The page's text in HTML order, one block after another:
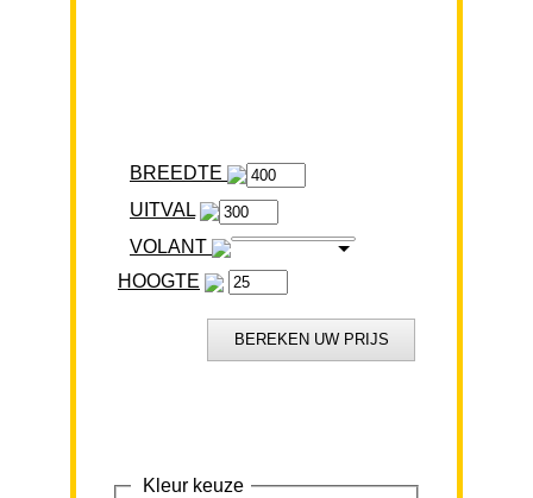
BREEDTE
VOLANT
HOOGTE
Kleur keuze